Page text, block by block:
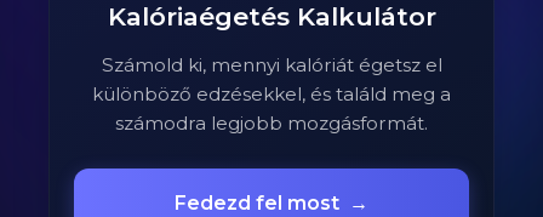
Kalóriaégetés Kalkulátor
Számold ki, mennyi kalóriát égetsz el
különböző edzésekkel, és találd meg a
számodra legjobb mozgásformát.
Fedezd fel most →